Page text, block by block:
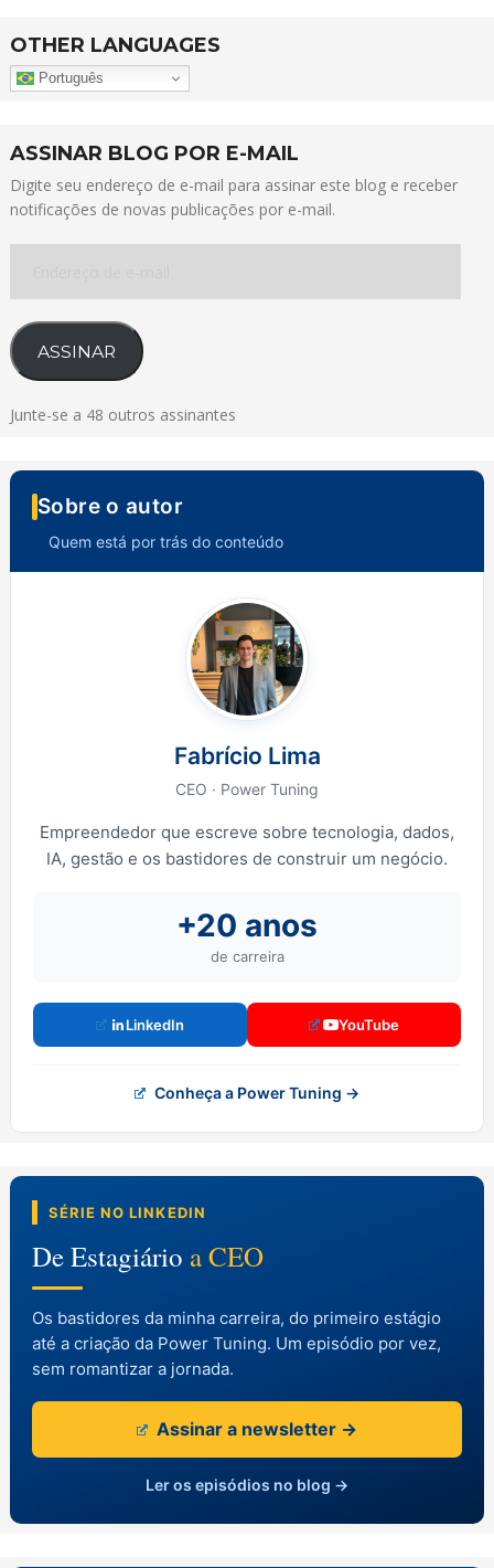
OTHER LANGUAGES
Português
ASSINAR BLOG POR E-MAIL
Digite seu endereço de e-mail para assinar este blog e receber
notificações de novas publicações por e-mail.
e-
mail
ASSINAR
Junte-se a 48 outros assinantes
Sobre o autor
Quem está por trás do conteúdo
Fabrício Lima
CEO · Power Tuning
Empreendedor que escreve sobre tecnologia, dados,
IA, gestão e os bastidores de construir um negócio.
+20 anos
de carreira
LinkedIn YouTube
Conheça a Power Tuning →
SÉRIE NO LINKEDIN
De Estagiário a CEO
Os bastidores da minha carreira, do primeiro estágio
até a criação da Power Tuning. Um episódio por vez,
sem romantizar a jornada.
Assinar a newsletter →
Ler os episódios no blog →